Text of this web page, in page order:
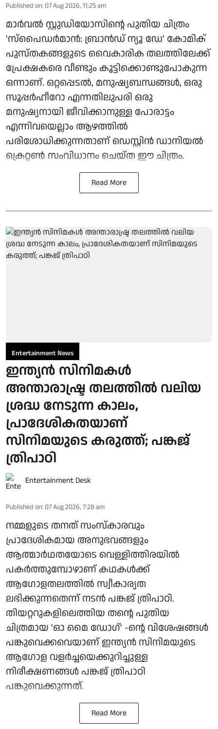
Published on: 07 Aug 2026, 11:25 am
മാർവൽ സ്റ്റുഡിയോസിന്റെ പുതിയ ചിത്രം
'സ്പൈഡർമാൻ: ബ്രാൻഡ് ന്യൂ ഡേ' കോമിക്
പുസ്തകങ്ങളുടെ വൈകാരിക തലത്തിലേക്ക്
പ്രേക്ഷകരെ വീണ്ടും കൂട്ടിക്കൊണ്ടുപോകുന്ന
ഒന്നാണ്. ഒറ്റപ്പെടൽ, മനുഷ്യബന്ധങ്ങൾ, ഒരു
സൂപ്പർഹീറോ എന്നതിലുപരി ഒരു
മനുഷ്യനായി ജീവിക്കാനുള്ള പോരാട്ടം
എന്നിവയെല്ലാം ആഴത്തിൽ
പരിശോധിക്കുന്നതാണ് ഡെസ്റ്റിൻ ഡാനിയൽ
ക്രെറ്റൺ സംവിധാനം ചെയ്ത ഈ ചിത്രം.
Read More
Entertainment News
ഇന്ത്യൻ സിനിമകൾ
അന്താരാഷ്ട്ര തലത്തിൽ വലിയ
ശ്രദ്ധ നേടുന്ന കാലം,
പ്രാദേശികതയാണ്
സിനിമയുടെ കരുത്ത്; പങ്കജ്
ത്രിപാഠി
Entertainment Desk
Published on: 07 Aug 2026, 7:28 am
നമ്മളുടെ തനത് സംസ്കാരവും
പ്രാദേശികമായ അനുഭവങ്ങളും
ആത്മാർഥതയോടെ വെള്ളിത്തിരയിൽ
പകർത്തുമ്പോഴാണ് കഥകൾക്ക്
ആഗോളതലത്തിൽ സ്വീകാര്യത
ലഭിക്കുന്നതെന്ന് നടൻ പങ്കജ് ത്രിപാഠി.
തിയറ്ററുകളിലെത്തിയ തന്റെ പുതിയ
ചിത്രമായ 'ഓ മൈ ഡോഗ്' -ന്റെ വിശേഷങ്ങൾ
പങ്കുവെക്കവെയാണ് ഇന്ത്യൻ സിനിമയുടെ
ആഗോള വളർച്ചയെക്കുറിച്ചുള്ള
നിരീക്ഷണങ്ങൾ പങ്കജ് ത്രിപാഠി
പങ്കുവെക്കുന്നത്.
Read More